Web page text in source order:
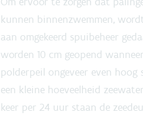
kunnen binnenzwemmen,
aan omgekeerd spuibeheer
worden 10 cm geopend
polderpeil ongeveer even
een kleine hoeveelheid
keer per 24 uur staan de